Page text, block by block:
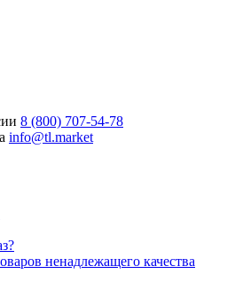
8 (800) 707-54-78
info@tl.market
ненадлежащего качества